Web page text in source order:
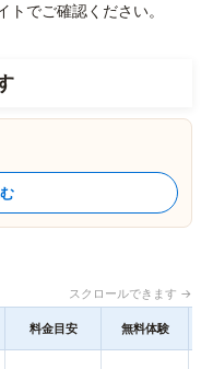
でご確認ください。
スクロールできます →
料金目安 無料体験